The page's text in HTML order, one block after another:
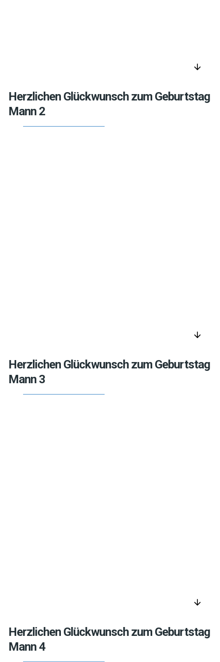
arrow_downward
Herzlichen Glückwunsch zum Geburtstag
Mann 2
arrow_downward
Herzlichen Glückwunsch zum Geburtstag
Mann 3
arrow_downward
Herzlichen Glückwunsch zum Geburtstag
Mann 4